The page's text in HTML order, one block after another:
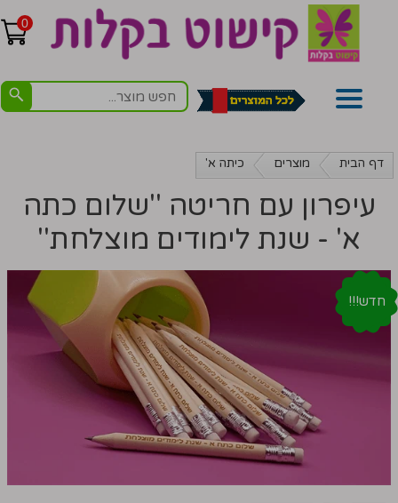
0
דף הבית מוצרים כיתה א'
עיפרון עם חריטה ''שלום כתה
א' - שנת לימודים מוצלחת''
חדש!!!